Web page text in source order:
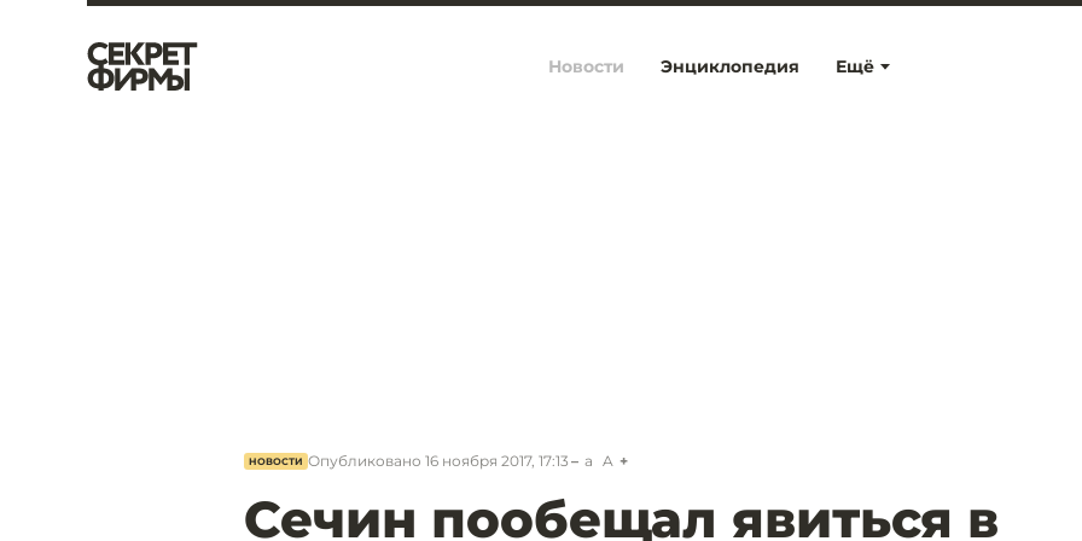
Ещё
Новости Энциклопедия
НОВОСТИ Опубликовано 16 ноября 2017, 17:13 a A
Сечин пообещал явиться в